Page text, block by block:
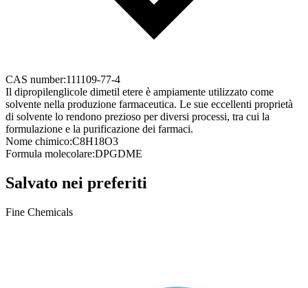
CAS number:111109-77-4
Il dipropilenglicole dimetil etere è ampiamente utilizzato come
solvente nella produzione farmaceutica. Le sue eccellenti proprietà
di solvente lo rendono prezioso per diversi processi, tra cui la
formulazione e la purificazione dei farmaci.
Nome chimico:C8H18O3
Formula molecolare:DPGDME
Salvato nei preferiti
Fine Chemicals